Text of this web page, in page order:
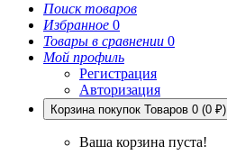
Поиск товаров
Избранное 0
Товары в сравнении 0
Мой профиль
Регистрация
Авторизация
Корзина покупок Товаров 0 (0 ₽)
Ваша корзина пуста!